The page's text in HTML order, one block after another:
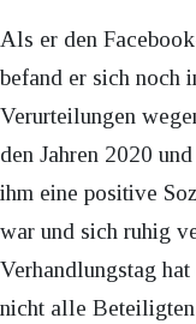
Als er den
befand er sich noch
Verurteilungen
den Jahren 2020
ihm eine positive
war und sich ruhig
Verhandlungstag
nicht alle